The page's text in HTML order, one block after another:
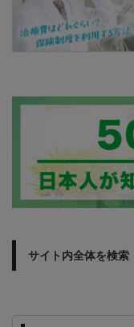
サイト内全体を検索